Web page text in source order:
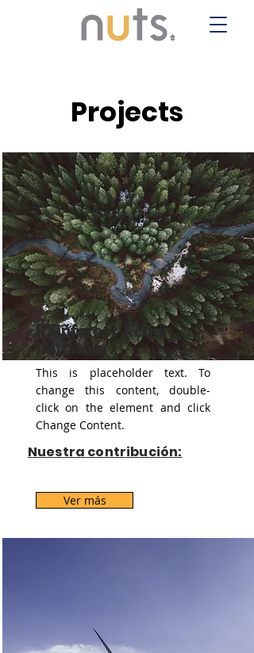
Projects
Rainforest Action
Initiative
This is placeholder text. To
change this content, double-
click on the element and click
Change Content.
Nuestra contribución:
Ver más